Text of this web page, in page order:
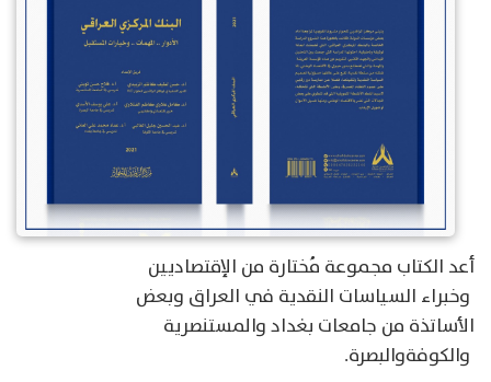
أعد الكتاب مجموعة مُختارة من الإقتصاديين
وخبراء السياسات النقدية في العراق وبعض
الأساتذة من جامعات بغدادوالمستنصرية
والكوفةوالبصرة.